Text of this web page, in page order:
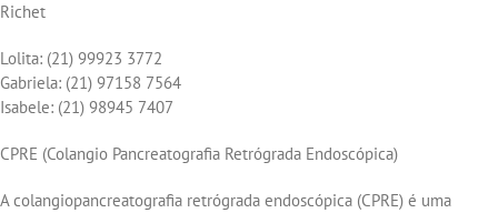
Richet
Lolita: (21) 99923 3772
Gabriela: (21) 97158 7564
Isabele: (21) 98945 7407
CPRE (Colangio Pancreatografia Retrógrada Endoscópica)
A colangiopancreatografia retrógrada endoscópica (CPRE) é uma